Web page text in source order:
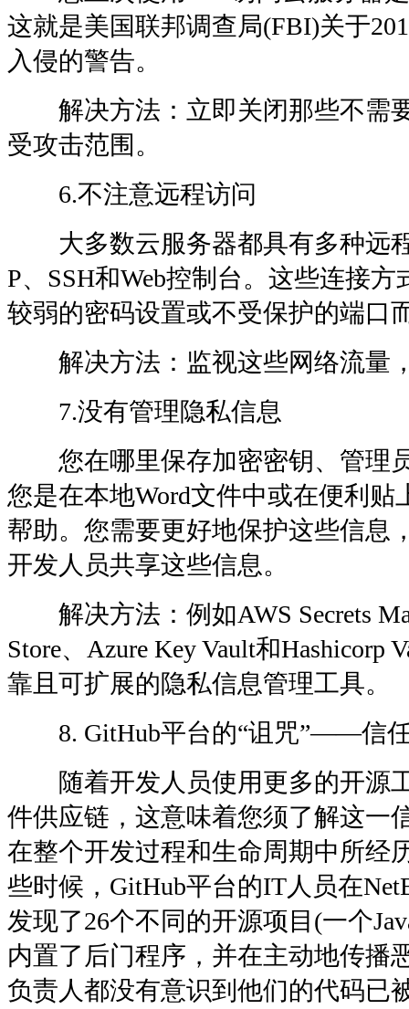
这就是美国联邦调查局(FBI)关于
入侵的警告。
解决方法：立即关闭那些不需
受攻击范围。
6.不注意远程访问
大多数云服务器都具有多种远
P、SSH和Web控制台。这些连接
较弱的密码设置或不受保护的端口
解决方法：监视这些网络流量
7.没有管理隐私信息
您在哪里保存加密密钥、管理
您是在本地Word文件中或在便利贴
帮助。您需要更好地保护这些信息
开发人员共享这些信息。
解决方法：例如AWS Secrets
Store、Azure Key Vault和Hashicorp
靠且可扩展的隐私信息管理工具。
8. GitHub平台的“诅咒”——信
随着开发人员使用更多的开源
件供应链，这意味着您须了解这一
在整个开发过程和生命周期中所经
些时候，GitHub平台的IT人员在
发现了26个不同的开源项目(一个
内置了后门程序，并在主动地传播
负责人都没有意识到他们的代码已